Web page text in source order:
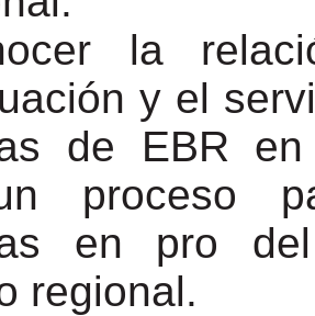
la
y el
de EBR
proceso
en pro
regional.